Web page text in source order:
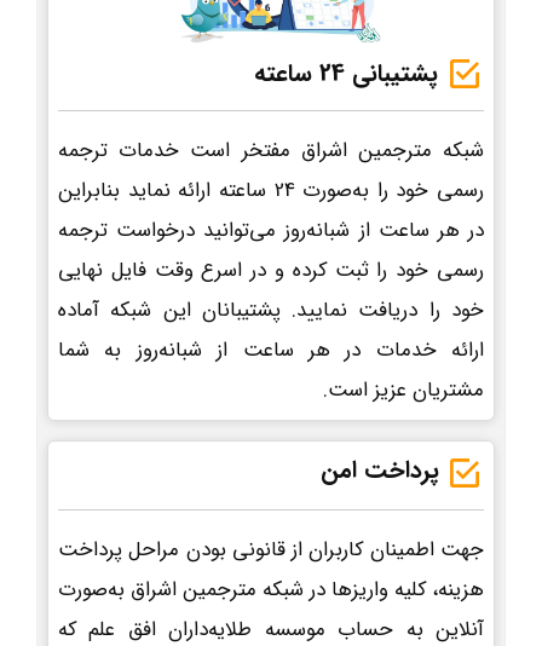
پشتیبانی 24 ساعته
شبکه مترجمین اشراق مفتخر است خدمات ترجمه
رسمی خود را به‌صورت 24 ساعته ارائه نماید بنابراین
در هر ساعت از شبانه‌روز می‌توانید درخواست ترجمه
رسمی خود را ثبت کرده و در اسرع وقت فایل نهایی
خود را دریافت نمایید. پشتیبانان این شبکه آماده
ارائه خدمات در هر ساعت از شبانه‌روز به شما
مشتریان عزیز است.
پرداخت امن
جهت اطمینان کاربران از قانونی بودن مراحل پرداخت
هزینه، کلیه واریزها در شبکه مترجمین اشراق به‌صورت
آنلاین به حساب موسسه طلایه‌داران افق علم که